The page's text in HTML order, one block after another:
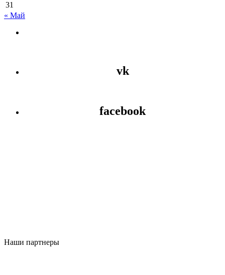
31
« Май
vk
facebook
Наши партнеры